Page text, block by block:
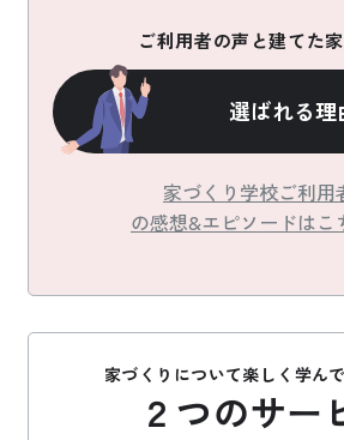
ご利用者の声と建てた
選ばれる理
家づくり学校ご利用
の感想&エピソードはこ
家づくりについて楽しく学ん
２つのサー